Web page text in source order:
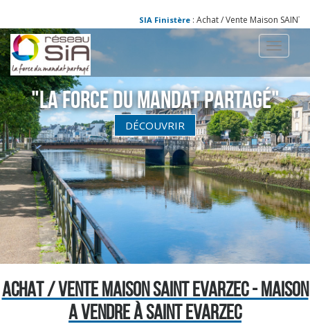
SIA Finistère: Achat / Vente Maison SAINT
Toggle
"La Force du Mandat partagé"
DÉCOUVRIR
ACHAT / VENTE MAISON SAINT EVARZEC - MAISON
A VENDRE À SAINT EVARZEC